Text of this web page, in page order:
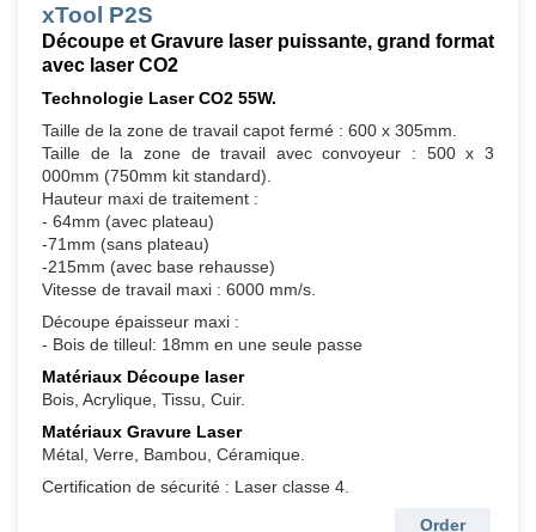
xTool P2S
Découpe et Gravure laser puissante, grand format
avec laser CO2
Technologie Laser CO2 55W.
Taille de la zone de travail capot fermé : 600 x 305mm.
Taille de la zone de travail avec convoyeur : 500 x 3
000mm (750mm kit standard).
Hauteur maxi de traitement :
- 64mm (avec plateau)
-71mm (sans plateau)
-215mm (avec base rehausse)
Vitesse de travail maxi : 6000 mm/s.
Découpe épaisseur maxi :
- Bois de tilleul: 18mm en une seule passe
Matériaux Découpe laser
Bois, Acrylique, Tissu, Cuir.
Matériaux Gravure Laser
Métal, Verre, Bambou, Céramique.
Certification de sécurité : Laser classe 4.
Order